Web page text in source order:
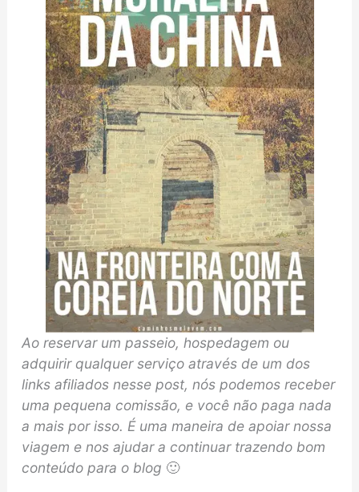
Ao reservar um passeio, hospedagem ou
adquirir qualquer serviço através de um dos
links afiliados nesse post, nós podemos receber
uma pequena comissão, e você não paga nada
a mais por isso. É uma maneira de apoiar nossa
viagem e nos ajudar a continuar trazendo bom
conteúdo para o blog 🙂